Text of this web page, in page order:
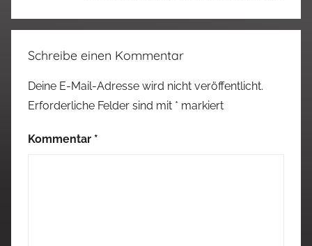
Schreibe einen Kommentar
Deine E-Mail-Adresse wird nicht veröffentlicht.
Erforderliche Felder sind mit * markiert
Kommentar *